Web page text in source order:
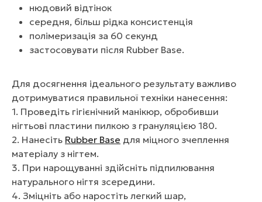
нюдовий відтінок
середня, більш рідка консистенція
полімеризація за 60 секунд
застосовувати після Rubber Base.
Для досягнення ідеального результату важливо
дотримуватися правильної техніки нанесення:
1. Проведіть гігієнічний манікюр, обробивши
нігтьові пластини пилкою з грануляцією 180.
2. Нанесіть Rubber Base для міцного зчеплення
матеріалу з нігтем.
3. При нарощуванні здійсніть підпилювання
натурального нігтя зсередини.
4. Зміцніть або наростіть легкий шар,